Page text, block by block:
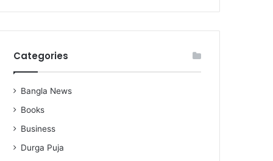
Categories
Bangla News
Books
Business
Durga Puja